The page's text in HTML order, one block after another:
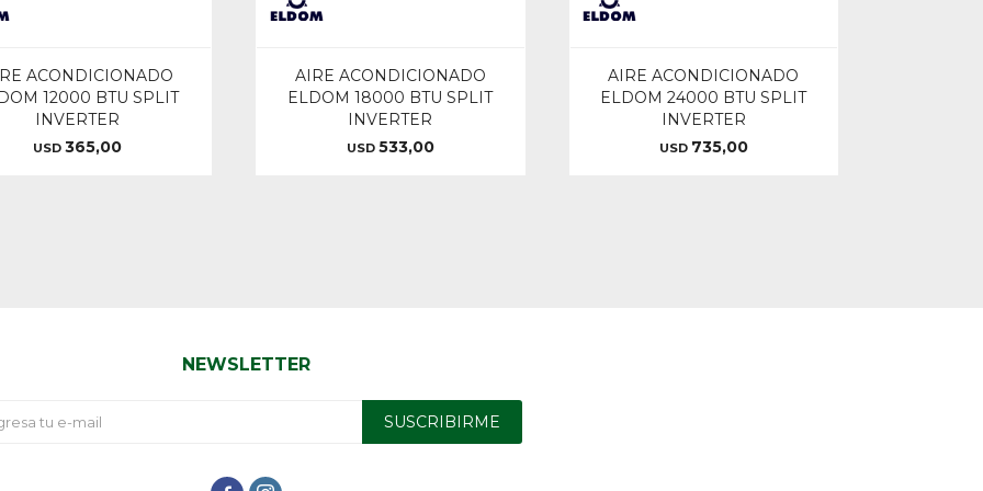
ACONDICIONADO
12000 BTU SPLIT
INVERTER
USD 365,00
AIRE ACONDICIONADO
ELDOM 18000 BTU SPLIT
INVERTER
USD 533,00
AIRE ACONDICIONADO
ELDOM 24000 BTU SPLIT
INVERTER
USD 735,00
NEWSLETTER
SUSCRIBIRME